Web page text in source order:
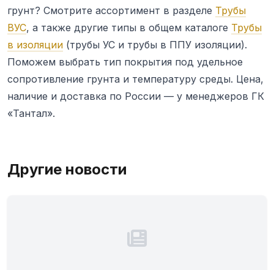
грунт? Смотрите ассортимент в разделе Трубы
ВУС, а также другие типы в общем каталоге Трубы
в изоляции (трубы УС и трубы в ППУ изоляции).
Поможем выбрать тип покрытия под удельное
сопротивление грунта и температуру среды. Цена,
наличие и доставка по России — у менеджеров ГК
«Тантал».
Другие новости